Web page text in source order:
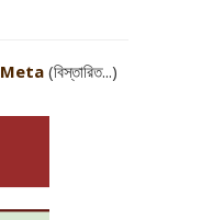
Meta (বিস্তারিত...)